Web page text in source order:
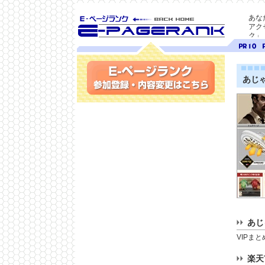
SEO対策に E-ページ
ランク
あな
アク
ク」
ランク
10
9
あじ
あ
VIPまと
楽
参加登録(無料)・内容変更